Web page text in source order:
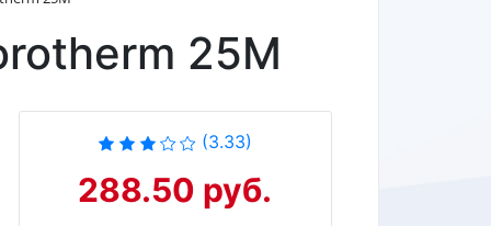
25M
(3.33)
288.50 руб.